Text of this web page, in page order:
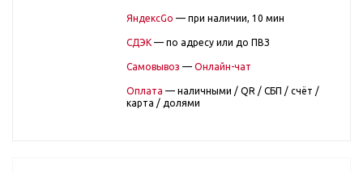
ЯндексGo — при наличии, 10 мин
СДЭК — по адресу или до ПВЗ
Самовывоз — Онлайн-чат
Оплата — наличными / QR / СБП / счёт /
карта / долями